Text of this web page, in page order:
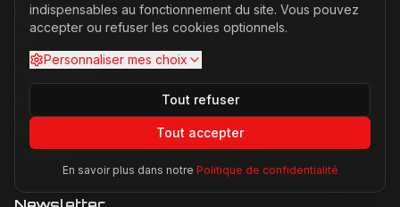
Mentions légales
Confidentialité
Plan du site
Flux RSS
indispensables au fonctionnement du site. Vous pouvez
accepter ou refuser les cookies optionnels.
Personnaliser mes choix
Tout refuser
Tout accepter
En savoir plus dans notre Politique de confidentialité